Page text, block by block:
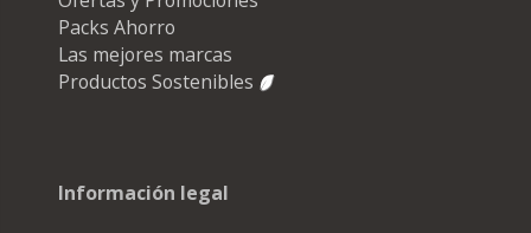
Packs Ahorro
Las mejores marcas
Productos Sostenibles
Información legal